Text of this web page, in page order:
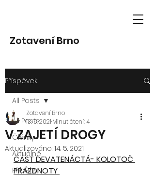
Zotavení Brno
Příspěvek
All Posts
Články
Aktuálně
Příběhy
All Posts
V ZAJETÍ DROGY
Zotavení Brno
13. 5. 2021 Minut čtení: 4
Aktualizováno: 14. 5. 2021
ČÁST DEVATENÁCTÁ- KOLOTOČ
PRÁZDNOTY